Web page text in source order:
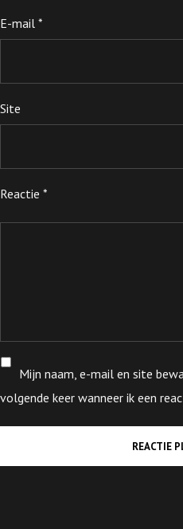
E-mail *
Site
Reactie *
Mijn naam, e-mail en site
volgende keer wanneer ik een